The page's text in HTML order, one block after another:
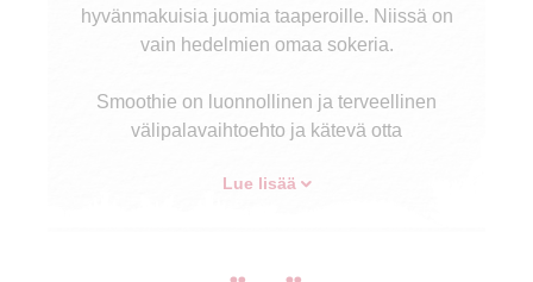
hyvänmakuisia juomia taaperoille. Niissä on
vain hedelmien omaa sokeria.
Smoothie on luonnollinen ja terveellinen
välipalavaihtoehto ja kätevä otta
Lue lisää